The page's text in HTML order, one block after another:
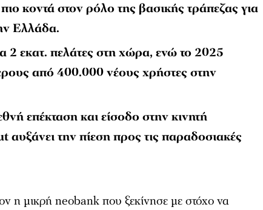
κοντά στον ρόλο της βασικής τράπεζας για
Ελλάδα.
2 εκατ. πελάτες στη χώρα, ενώ το 2025
από 400.000 νέους χρήστες στην
επέκταση και είσοδο στην κινητή
την πίεση προς τις παραδοσιακές
η μικρή neobank που ξεκίνησε με στόχο να